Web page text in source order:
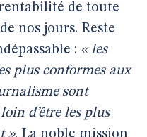
de toute
nos jours. Reste
: « les
plus conformes aux
sont
d’être les plus
». La noble mission